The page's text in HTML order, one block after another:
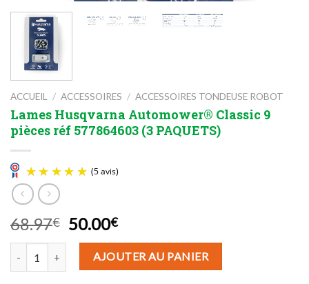
ACCUEIL / ACCESSOIRES / ACCESSOIRES TONDEUSE ROBOT
Lames Husqvarna Automower® Classic 9
pièces réf 577864603 (3 PAQUETS)
(5 avis)
68.97€ Le
prix
initial
était :
50.00€Le
prix
actuel
est :
AJOUTER AU PANIER